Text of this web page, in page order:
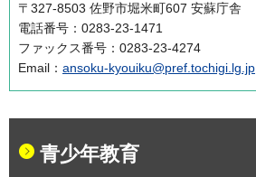
〒327-8503 佐野市堀米町607 安蘇庁舎
電話番号：0283-23-1471
ファックス番号：0283-23-4274
Email： ansoku-kyouiku@pref.tochigi.lg.jp
青少年教育